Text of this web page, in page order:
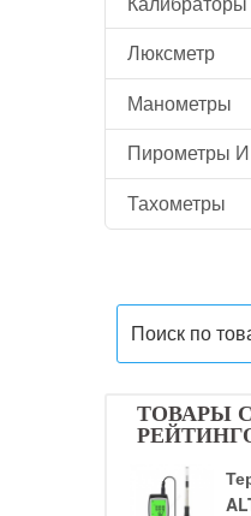
Люксметр
Манометры
Пирометры
Тахометры
ТОВАРЫ